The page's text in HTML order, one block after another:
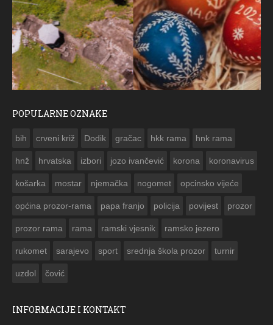
POPULARNE OZNAKE
bih crveni križ Dodik gračac hkk rama hnk rama
hnž hrvatska izbori jozo ivančević korona koronavirus
košarka mostar njemačka nogomet opcinsko vijeće
općina prozor-rama papa franjo policija povijest prozor
prozor rama rama ramski vjesnik ramsko jezero
rukomet sarajevo sport srednja škola prozor turnir
uzdol čović
INFORMACIJE I KONTAKT